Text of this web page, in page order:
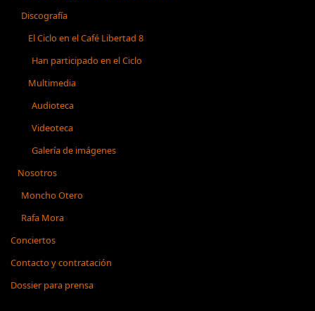
Discografía
El Ciclo en el Café Libertad 8
Han participado en el Ciclo
Multimedia
Audioteca
Videoteca
Galería de imágenes
Nosotros
Moncho Otero
Rafa Mora
Conciertos
Contacto y contratación
Dossier para prensa